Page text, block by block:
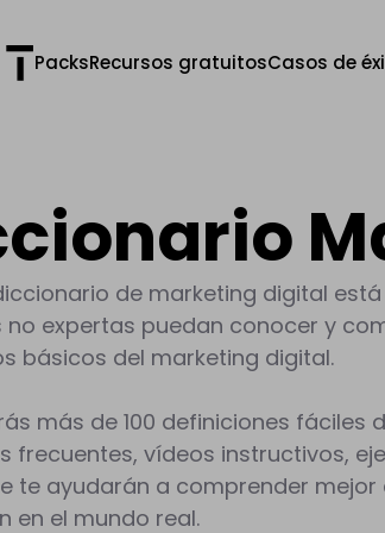
PacksRecursos gratuitosCasos de
de marketing digital
no expertas puedan conocer y
básicos del marketing digital.
más de 100 definiciones fáciles
frecuentes, vídeos instructivos,
te ayudarán a comprender
en el mundo real.